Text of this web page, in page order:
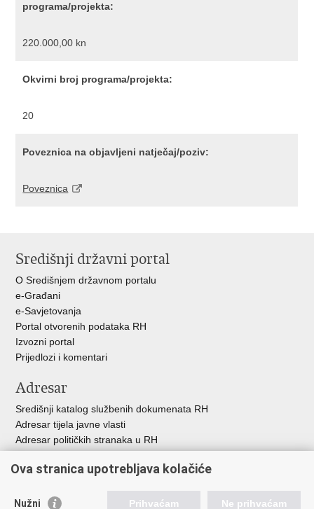
programa/projekta:
220.000,00 kn
Okvirni broj programa/projekta:
20
Poveznica na objavljeni natječaj/poziv:
Poveznica
Središnji državni portal
O Središnjem državnom portalu
e-Građani
e-Savjetovanja
Portal otvorenih podataka RH
Izvozni portal
Prijedlozi i komentari
Adresar
Središnji katalog službenih dokumenata RH
Adresar tijela javne vlasti
Adresar političkih stranaka u RH
Besplatni telefoni javne uprave
Ova stranica upotrebljava kolačiće
Nužni Prihvaćam Ne prihvaćam